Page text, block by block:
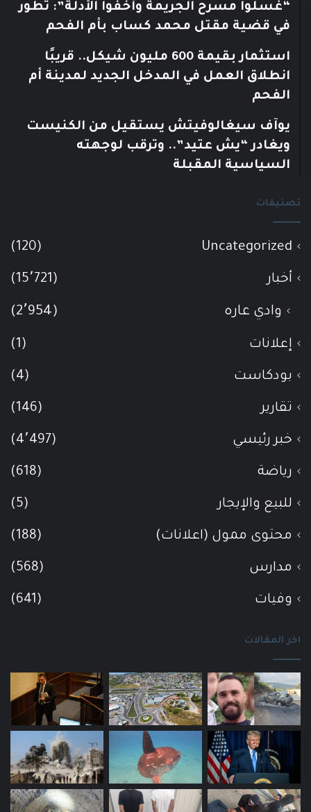
“غسلوا مسرح الجريمة وأخفوا الأدلة”: تطور
في قضية مقتل محمد كساب بأم الفحم
استثمار بقيمة 600 مليون شيكل.. قريبًا
انطلاق العمل في المدخل الجديد لمدينة أم
الفحم
يوآف سيغالوفيتش يستقيل من الكنيست
ويغادر “يش عتيد”.. وترقب لوجهته
السياسية المقبلة
تصنيفات
Uncategorized
(120)
أخبار (15٬721)
وادي عاره (2٬954)
إعلانات (1)
بودكاست (4)
تقارير (146)
خبر رئيسي (4٬497)
رياضة (618)
للبيع والإيجار (5)
محتوى ممول (اعلانات) (188)
مدارس (568)
وفيات (641)
اخر المقالات